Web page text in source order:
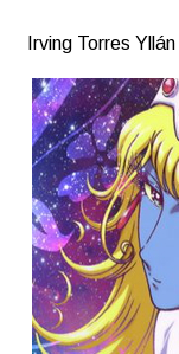
Irving Torres Yllán